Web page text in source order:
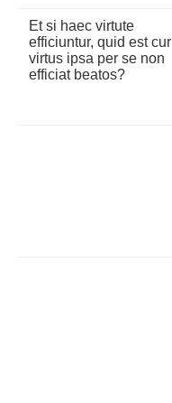
Et si haec virtute
efficiuntur, quid est cur
virtus ipsa per se non
efficiat beatos?